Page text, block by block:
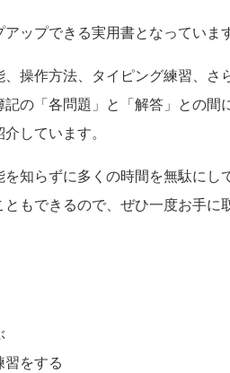
ップできる実用書となっています
操作方法、タイピング練習、さ
の「各問題」と「解答」との間
しています。
知らずに多くの時間を無駄にし
もできるので、ぜひ一度お手に
をする